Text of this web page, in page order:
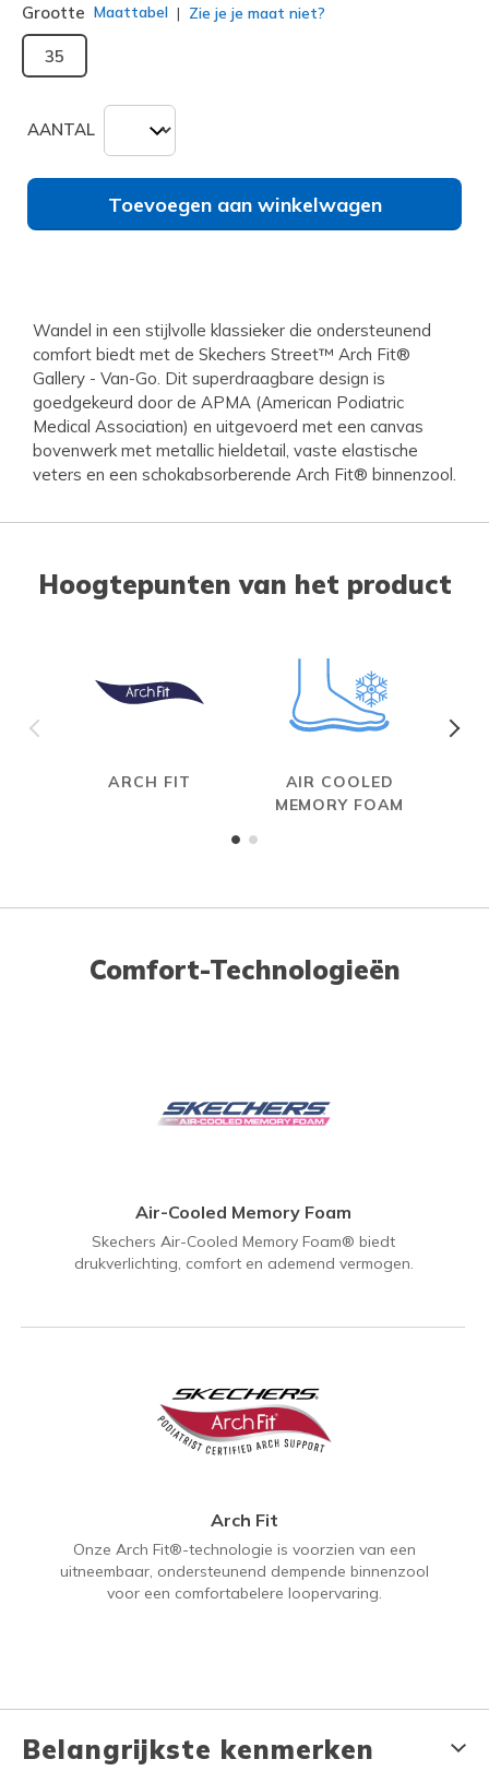
Grootte Maattabel Zie je je maat niet?
35
AANTAL
Toevoegen aan winkelwagen
Wandel in een stijlvolle klassieker die ondersteunend
comfort biedt met de Skechers Street™ Arch Fit®
Gallery - Van-Go. Dit superdraagbare design is
goedgekeurd door de APMA (American Podiatric
Medical Association) en uitgevoerd met een canvas
bovenwerk met metallic hieldetail, vaste elastische
veters en een schokabsorberende Arch Fit® binnenzool.
Hoogtepunten van het product
ARCH FIT
AIR COOLED
MEMORY FOAM
Comfort-Technologieën
Air-Cooled Memory Foam
Skechers Air-Cooled Memory Foam® biedt
drukverlichting, comfort en ademend vermogen.
Arch Fit
Onze Arch Fit®-technologie is voorzien van een
uitneembaar, ondersteunend dempende binnenzool
voor een comfortabelere loopervaring.
Belangrijkste kenmerken